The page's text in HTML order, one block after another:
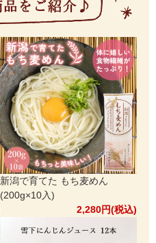
新潟で育てた もち麦めん
(200g×10入)
2,280円(税込)